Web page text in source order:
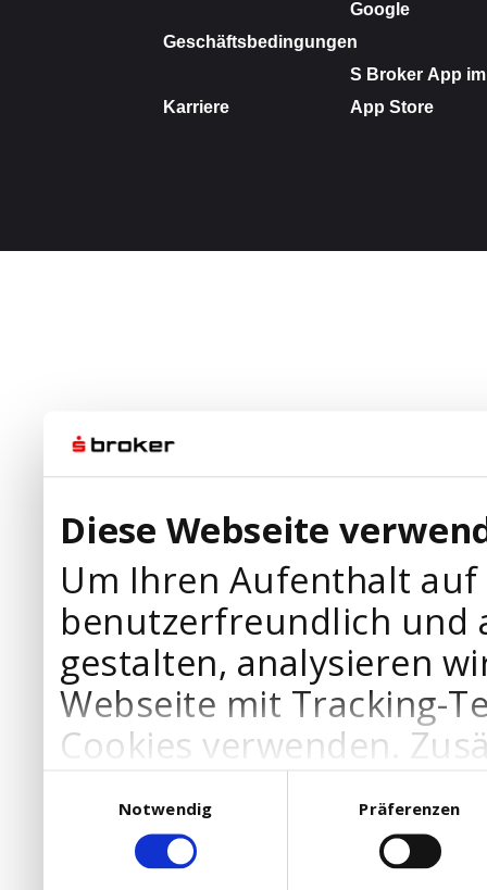
Diese Webseite
Um Ihren Aufenthalt
benutzerfreundlich und
gestalten, analysieren
Webseite mit Tracking-
Cookies verwenden.
Werbepartner
Ihre Bedürfnisse
die Verwendung von
Notwendig
Präferenzen